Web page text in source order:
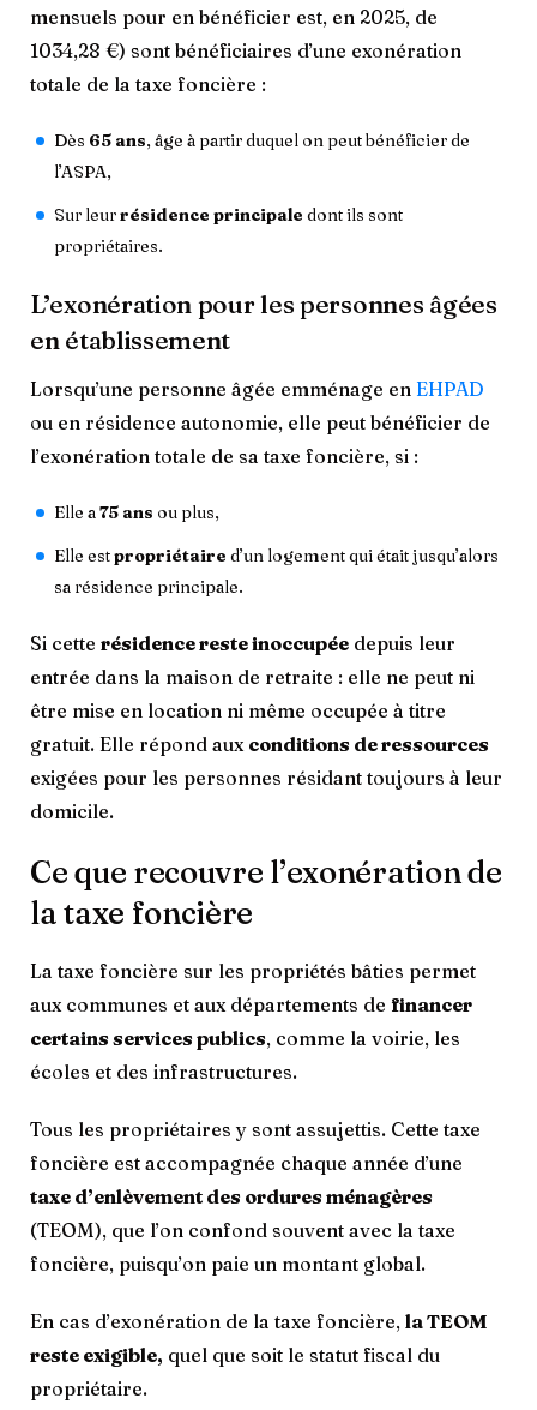
mensuels pour en bénéficier est, en 2025, de
1034,28 €) sont bénéficiaires d’une exonération
totale de la taxe foncière :
Dès 65 ans, âge à partir duquel on peut bénéficier de
l’ASPA,
Sur leurrésidence principale dont ils sont
propriétaires.
L’exonération pour les personnes âgées
en établissement
Lorsqu’une personne âgée emménage en EHPAD
ou en résidence autonomie, elle peut bénéficier de
l’exonération totale de sa taxe foncière, si :
Elle a75 ans ou plus,
Elle estpropriétaire d’un logement qui était jusqu’alors
sa résidence principale.
Si cette résidence reste inoccupée depuis leur
entrée dans la maison de retraite : elle ne peut ni
être mise en location ni même occupée à titre
gratuit. Elle répond aux conditions de ressources
exigées pour les personnes résidant toujours à leur
domicile.
Ce que recouvre l’exonération de
la taxe foncière
La taxe foncière sur les propriétés bâties permet
aux communes et aux départements de financer
certains services publics, comme la voirie, les
écoles et des infrastructures.
Tous les propriétaires y sont assujettis. Cette taxe
foncière est accompagnée chaque année d’une
taxe d’enlèvement des ordures ménagères
(TEOM), que l’on confond souvent avec la taxe
foncière, puisqu’on paie un montant global.
En cas d’exonération de la taxe foncière, la TEOM
reste exigible, quel que soit le statut fiscal du
propriétaire.